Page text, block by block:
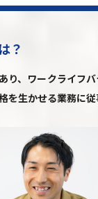
？
り、ワークライフ
を生かせる業務に